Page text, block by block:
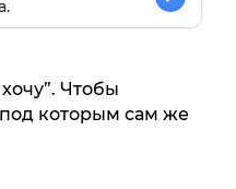
Чтобы
которым сам же